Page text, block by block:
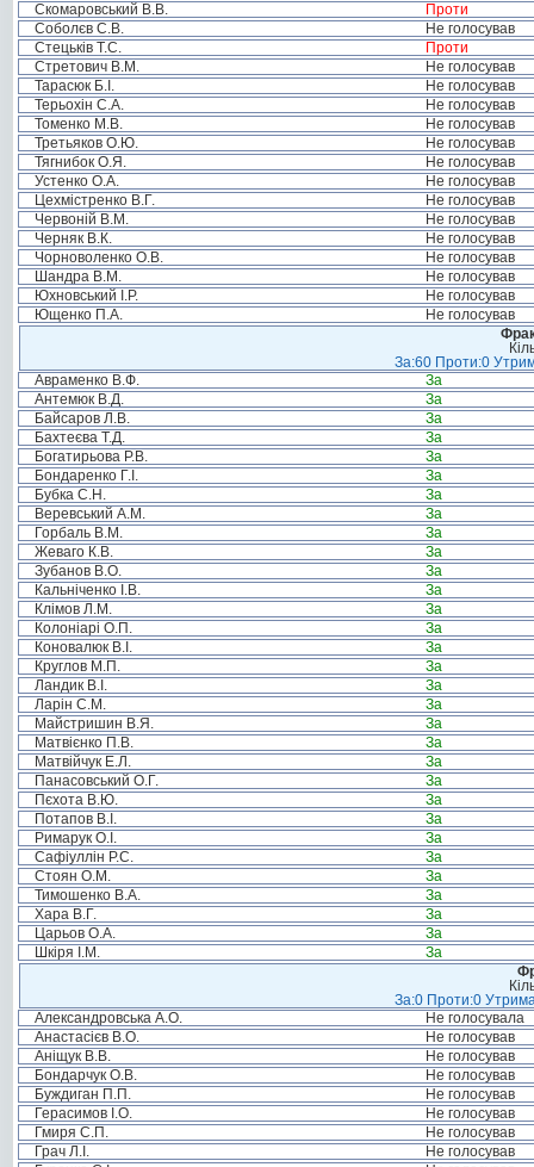
Скомаровський В.В.
Проти
Соболєв С.В.
Не голосував
Стецьків Т.С.
Проти
Стретович В.М.
Не голосував
Тарасюк Б.І.
Не голосував
Терьохін С.А.
Не голосував
Томенко М.В.
Не голосував
Третьяков О.Ю.
Не голосував
Тягнибок О.Я.
Не голосував
Устенко О.А.
Не голосував
Цехмістренко В.Г.
Не голосував
Червоній В.М.
Не голосував
Черняк В.К.
Не голосував
Чорноволенко О.В.
Не голосував
Шандра В.М.
Не голосував
Юхновський І.Р.
Не голосував
Ющенко П.А.
Не голосував
За:60 Проти:0
Авраменко В.Ф.
За
Антемюк В.Д.
За
Байсаров Л.В.
За
Бахтеєва Т.Д.
За
Богатирьова Р.В.
За
Бондаренко Г.І.
За
Бубка С.Н.
За
Веревський А.М.
За
Горбаль В.М.
За
Жеваго К.В.
За
Зубанов В.О.
За
Кальніченко І.В.
За
Клімов Л.М.
За
Колоніарі О.П.
За
Коновалюк В.І.
За
Круглов М.П.
За
Ландик В.І.
За
Ларін С.М.
За
Майстришин В.Я.
За
Матвієнко П.В.
За
Матвійчук Е.Л.
За
Панасовський О.Г.
За
Пєхота В.Ю.
За
Потапов В.І.
За
Римарук О.І.
За
Сафіуллін Р.С.
За
Стоян О.М.
За
Тимошенко В.А.
За
Хара В.Г.
За
Царьов О.А.
За
Шкіря І.М.
За
За:0 Проти:0
Александровська А.О.
Не голосувала
Анастасієв В.О.
Не голосував
Аніщук В.В.
Не голосував
Бондарчук О.В.
Не голосував
Буждиган П.П.
Не голосував
Герасимов І.О.
Не голосував
Гмиря С.П.
Не голосував
Грач Л.І.
Не голосував